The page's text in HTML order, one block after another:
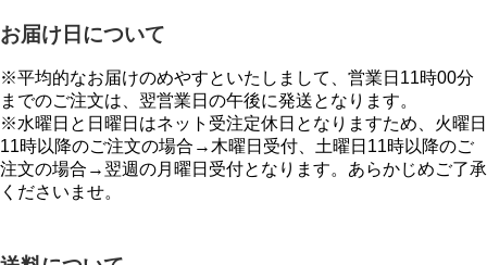
お届け日について
※平均的なお届けのめやすといたしまして、営業日11時00分
までのご注文は、翌営業日の午後に発送となります。
※水曜日と日曜日はネット受注定休日となりますため、火曜日
11時以降のご注文の場合→木曜日受付、土曜日11時以降のご
注文の場合→翌週の月曜日受付となります。あらかじめご了承
くださいませ。